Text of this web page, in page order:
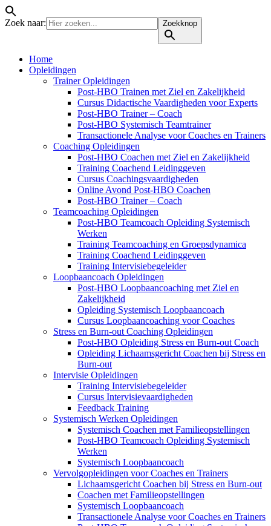
Zoek naar: Zoekknop
Home
Opleidingen
Trainer Opleidingen
Post-HBO Trainen met Ziel en Zakelijkheid
Cursus Didactische Vaardigheden voor Experts
Post-HBO Trainer – Coach
Post-HBO Systemisch Teamtrainer
Transactionele Analyse voor Coaches en Trainers
Coaching Opleidingen
Post-HBO Coachen met Ziel en Zakelijkheid
Training Coachend Leidinggeven
Cursus Coachingsvaardigheden
Online Avond Post-HBO Coachen
Post-HBO Trainer – Coach
Teamcoaching Opleidingen
Post-HBO Teamcoach Opleiding Systemisch
Werken
Training Teamcoaching en Groepsdynamica
Training Coachend Leidinggeven
Training Intervisiebegeleider
Loopbaancoach Opleidingen
Post-HBO Loopbaancoaching met Ziel en
Zakelijkheid
Opleiding Systemisch Loopbaancoach
Cursus Loopbaancoaching voor Coaches
Stress en Burn-out Coaching Opleidingen
Post-HBO Opleiding Stress en Burn-out Coach
Opleiding Lichaamsgericht Coachen bij Stress en
Burn-out
Intervisie Opleidingen
Training Intervisiebegeleider
Cursus Intervisievaardigheden
Feedback Training
Systemisch Werken Opleidingen
Systemisch Coachen met Familieopstellingen
Post-HBO Teamcoach Opleiding Systemisch
Werken
Systemisch Loopbaancoach
Vervolgopleidingen voor Coaches en Trainers
Lichaamsgericht Coachen bij Stress en Burn-out
Coachen met Familieopstellingen
Systemisch Loopbaancoach
Transactionele Analyse voor Coaches en Trainers